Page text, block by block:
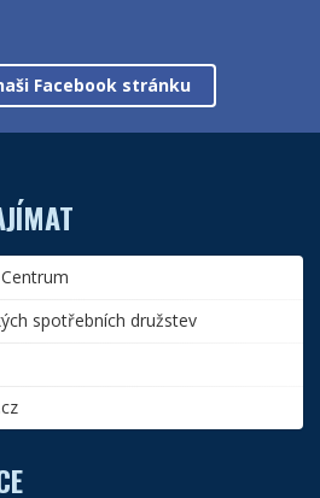
Facebook stránku
spotřebních družstev